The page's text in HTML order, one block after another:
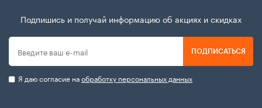
Подпишись и получай информацию об акциях и скидках
ПОДПИСАТЬСЯ
Я даю согласие наобработку персональных данных